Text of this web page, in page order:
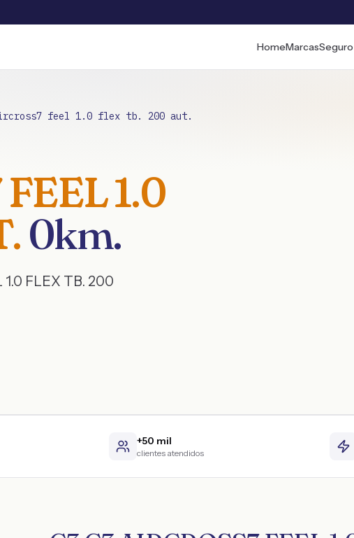
HomeMarcas
feel 1.0 flex tb. 200 aut.
1.0
0km.
1.0 FLEX TB. 200
+50 mil
clientes atendidos